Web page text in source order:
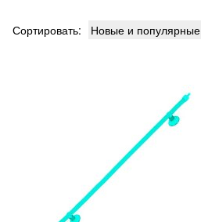
Сортировать: Новые и популярные